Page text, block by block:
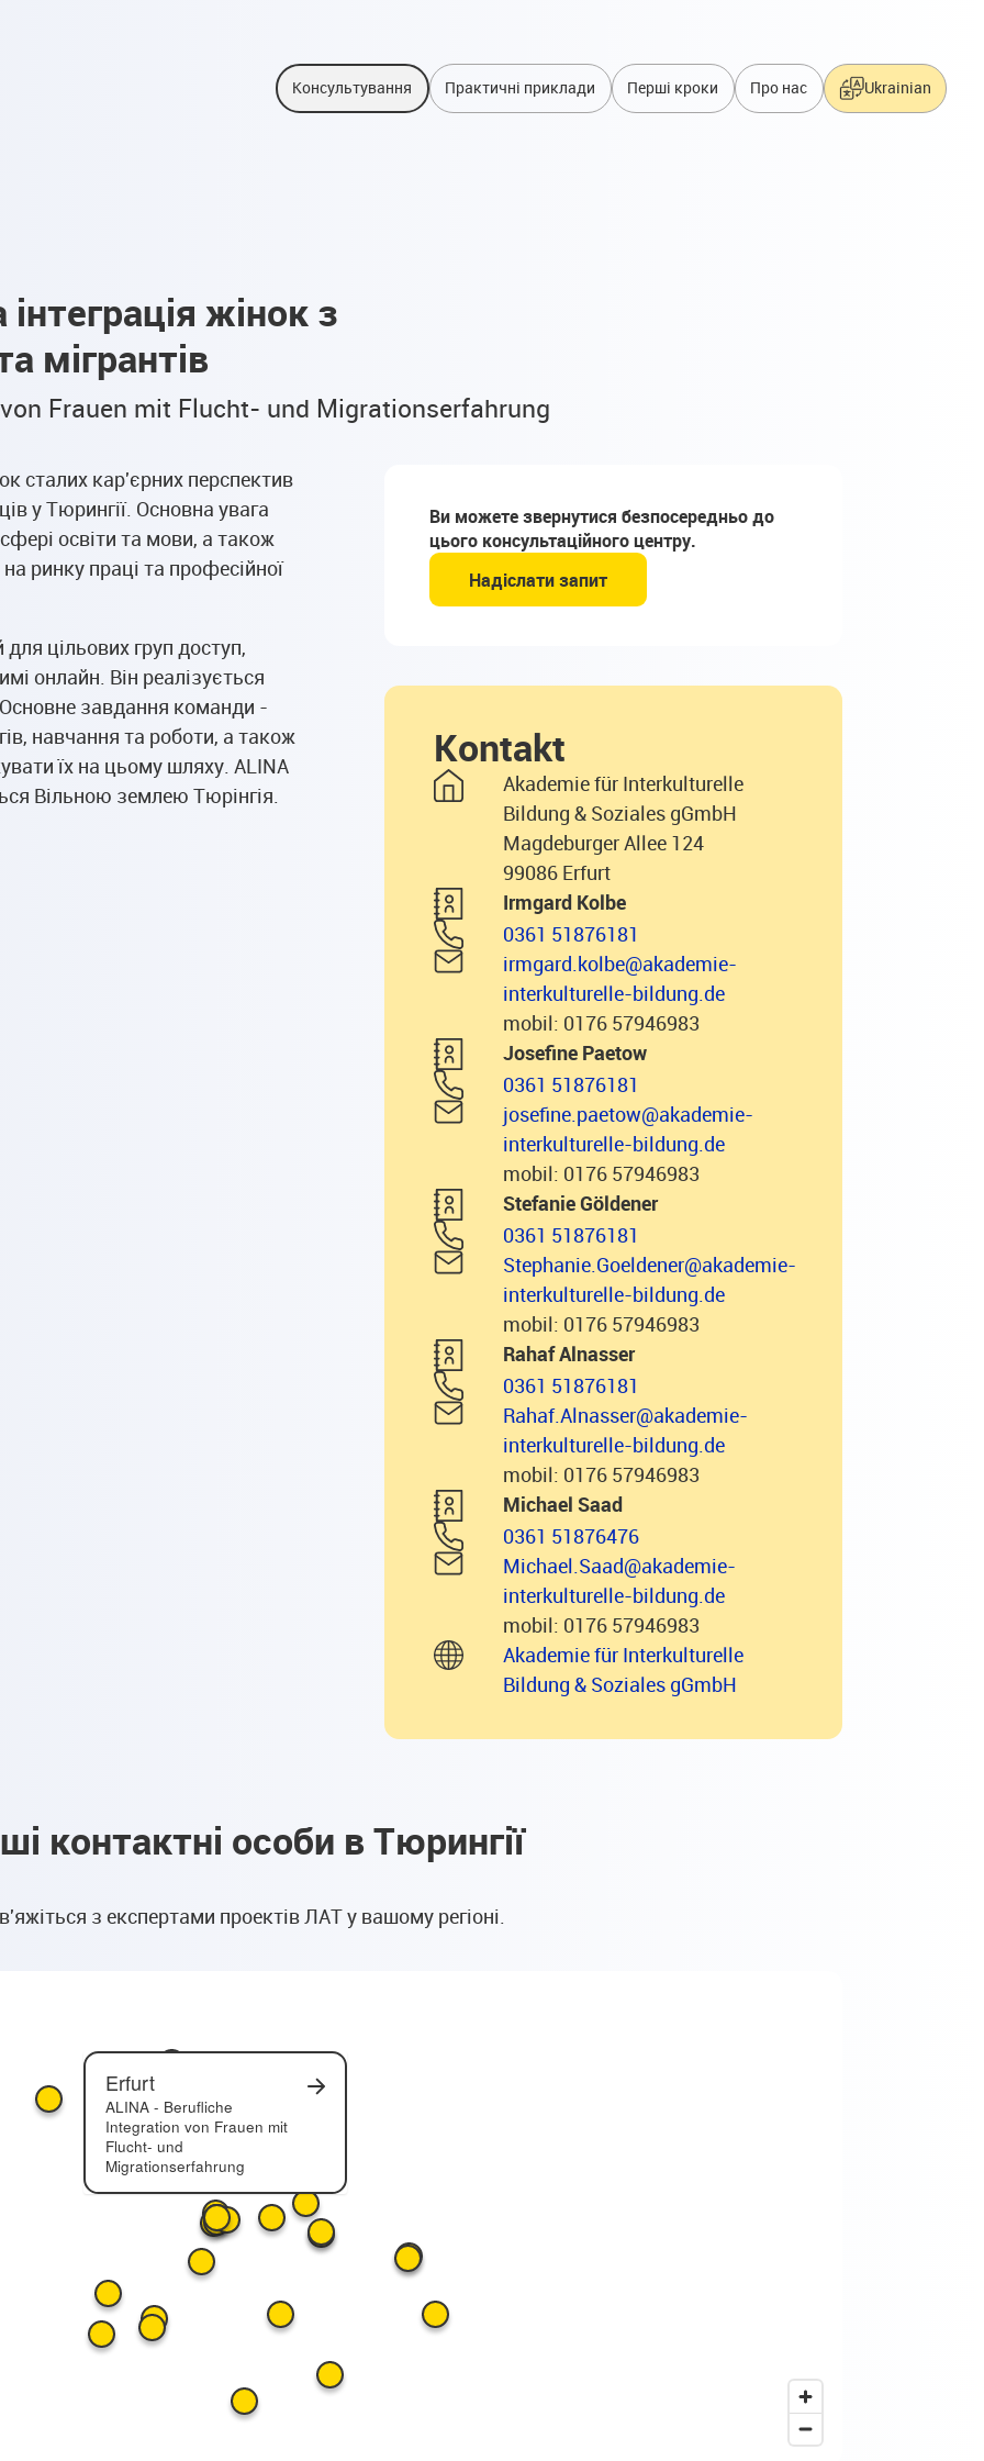
Консультування Практичні приклади Перші кроки Про нас Ukrainian
жінок з
мігрантів
Frauen mit Flucht- und Migrationserfahrung
сталих кар'єрних перспектив
у Тюрингії. Основна увага
освіти та мови, а також
ринку праці та професійної
цільових груп доступ,
онлайн. Він реалізується
завдання команди -
навчання та роботи, а також
їх на цьому шляху. ALINA
Вільною землею Тюрінгія.
Ви можете звернутися безпосередньо до
цього консультаційного центру.
Надіслати запит
Kontakt
Akademie für Interkulturelle
Bildung & Soziales gGmbH
Magdeburger Allee 124
99086 Erfurt
Irmgard Kolbe
0361 51876181
irmgard.kolbe@akademie-
interkulturelle-bildung.de
mobil: 0176 57946983
Josefine Paetow
0361 51876181
josefine.paetow@akademie-
interkulturelle-bildung.de
mobil: 0176 57946983
Stefanie Göldener
0361 51876181
Stephanie.Goeldener@akademie-
interkulturelle-bildung.de
mobil: 0176 57946983
Rahaf Alnasser
0361 51876181
Rahaf.Alnasser@akademie-
interkulturelle-bildung.de
mobil: 0176 57946983
Michael Saad
0361 51876476
Michael.Saad@akademie-
interkulturelle-bildung.de
mobil: 0176 57946983
Akademie für Interkulturelle
Bildung & Soziales gGmbH
контактні особи в Тюрингії
з експертами проектів ЛАТ у вашому регіоні.
Erfurt
ALINA - Berufliche
Integration von Frauen mit
Flucht- und
Migrationserfahrung